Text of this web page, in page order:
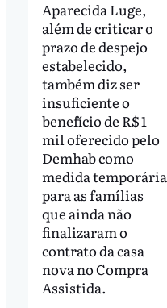
Aparecida Luge,
além de criticar o
prazo de despejo
estabelecido,
também diz ser
insuficiente o
benefício de R$ 1
mil oferecido pelo
Demhab como
medida temporária
para as famílias
que ainda não
finalizaram o
contrato da casa
nova no Compra
Assistida.